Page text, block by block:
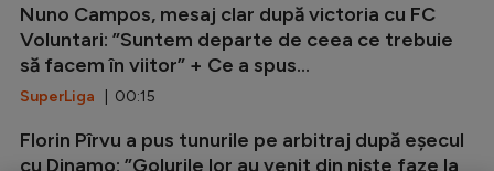
Nuno Campos, mesaj clar după victoria cu FC
Voluntari: ”Suntem departe de ceea ce trebuie
să facem în viitor” + Ce a spus...
SuperLiga | 00:15
Florin Pîrvu a pus tunurile pe arbitraj după eșecul
cu Dinamo: ”Golurile lor au venit din niște faze la